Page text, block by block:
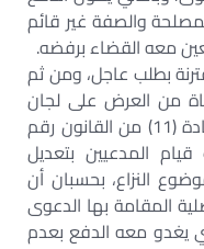
والصفة غير قائم
معه القضاء برفضه.
بطلب عاجل، ومن ثم
من العرض على لجان
التوفيق، على وفق ما تقضي به المادة (11) من القانون رقم
ذلك قيام المدعيين بتعديل
النزاع، بحسبان أن
المقامة بها الدعوى
يغدو معه الدفع بعدم